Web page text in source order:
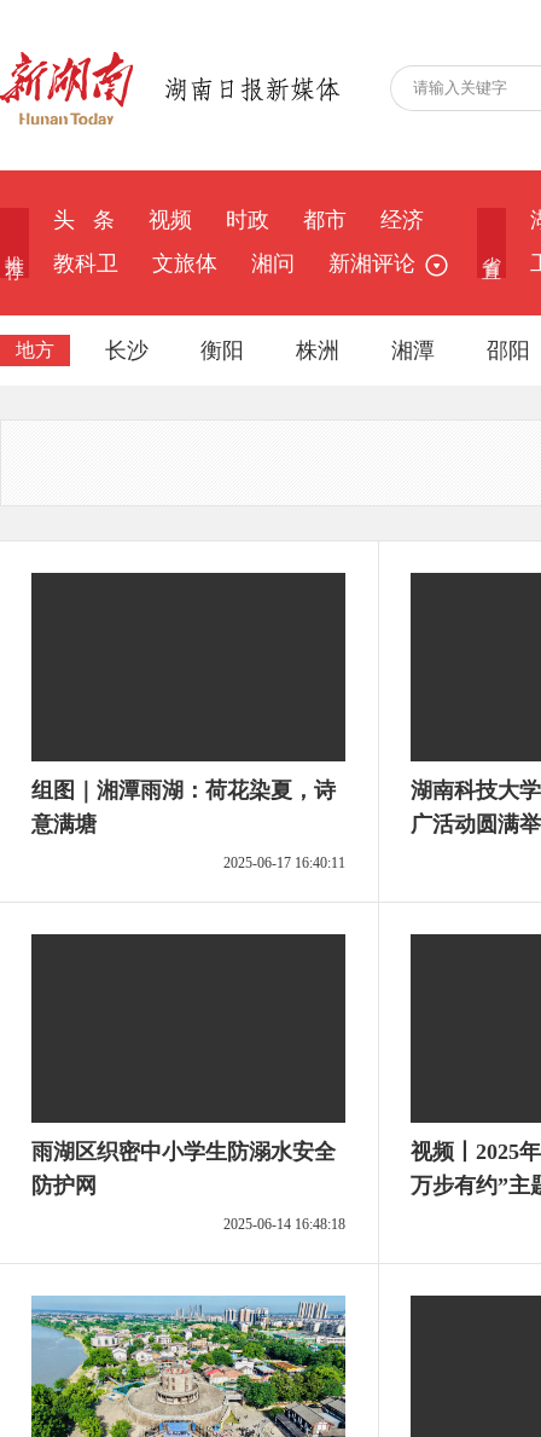
头 条 视频 时政 都市
经济
教科卫
文旅体 湘问 新湘评论
地方 长沙 衡阳 株洲 湘潭 邵阳
组图｜湘潭雨湖：荷花染夏，诗
意满塘
2025-06-17 16:40:11
湖南科技大
广活动圆满
雨湖区织密中小学生防溺水安全
防护网
2025-06-14 16:48:18
视频丨2025
万步有约”主